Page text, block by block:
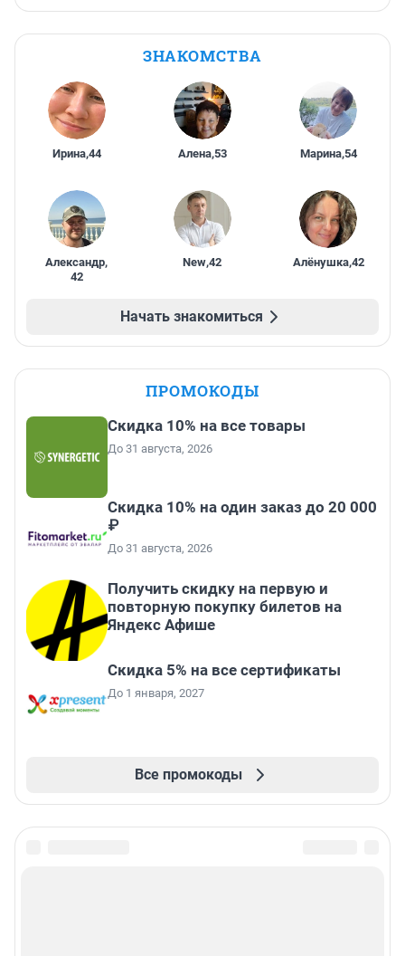
ЗНАКОМСТВА
Ирина,44 Алена,53 Марина,54
Александр,
42
New,42 Алёнушка,42
Начать знакомиться
ПРОМОКОДЫ
Скидка 10% на все товары
До 31 августа, 2026
Скидка 10% на один заказ до 20 000
₽
До 31 августа, 2026
Получить скидку на первую и
повторную покупку билетов на
Яндекс Афише
Скидка 5% на все сертификаты
До 1 января, 2027
Все промокоды